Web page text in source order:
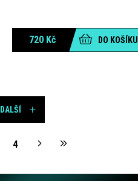
720 Kč DO KOŠÍKU
4